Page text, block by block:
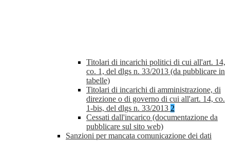
Titolari di incarichi politici di cui all'art. 14,
co. 1, del dlgs n. 33/2013 (da pubblicare in
tabelle)
Titolari di incarichi di amministrazione, di
direzione o di governo di cui all'art. 14, co.
1-bis, del dlgs n. 33/2013 2
Cessati dall'incarico (documentazione da
pubblicare sul sito web)
Sanzioni per mancata comunicazione dei dati